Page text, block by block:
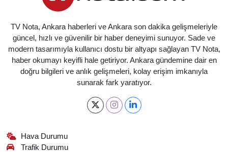
TV Nota, Ankara haberleri ve Ankara son dakika gelişmeleriyle
güncel, hızlı ve güvenilir bir haber deneyimi sunuyor. Sade ve
modern tasarımıyla kullanıcı dostu bir altyapı sağlayan TV Nota,
haber okumayı keyifli hale getiriyor. Ankara gündemine dair en
doğru bilgileri ve anlık gelişmeleri, kolay erişim imkanıyla
sunarak fark yaratıyor.
Hava Durumu
Trafik Durumu